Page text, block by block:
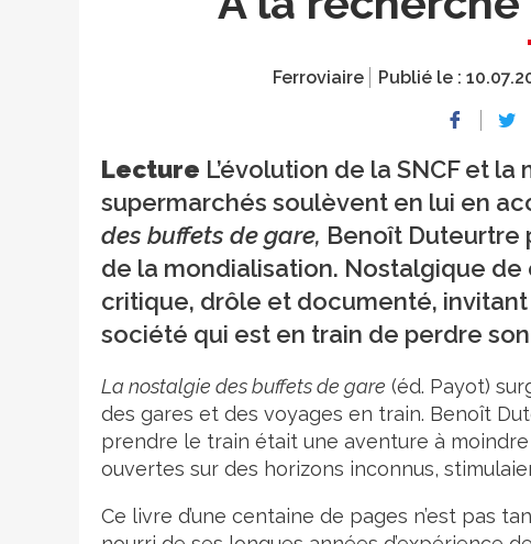
Ferroviaire Publié le :
Lecture L’évolution de la SNCF et
supermarchés soulèvent en lui en
des buffets de gare, Benoît Duteurtre
de la mondialisation. Nostalgique
critique, drôle et documenté,
société qui est en train de perdre
La nostalgie des buffets de gare (éd. Payot)
des gares et des voyages en train. Benoît
prendre le train était une aventure à
ouvertes sur des horizons inconnus,
Ce livre d’une centaine de pages n’est pas